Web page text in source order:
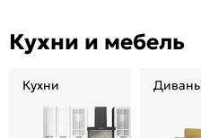
Кухни и мебель
Кухни